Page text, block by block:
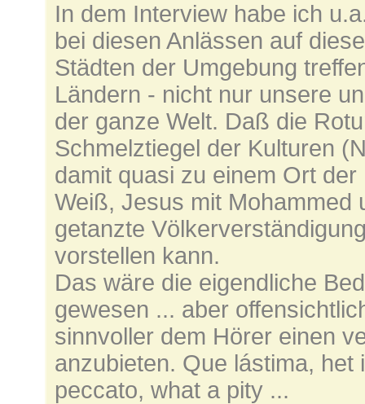
In dem Interview habe ich
bei diesen Anlässen auf
Städten der Umgebung
Ländern - nicht nur unsere
der ganze Welt. Daß die
Schmelztiegel der Kulturen
damit quasi zu einem Ort
Weiß, Jesus mit Mohammed
getanzte
vorstellen kann.
Das wäre die eigendliche
gewesen ... aber
sinnvoller dem Hörer einen
anzubieten. Que lástima,
peccato, what a pity ...